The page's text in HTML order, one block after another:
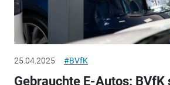
25.04.2025 #BVfK
Gebrauchte E-Autos: BVfK